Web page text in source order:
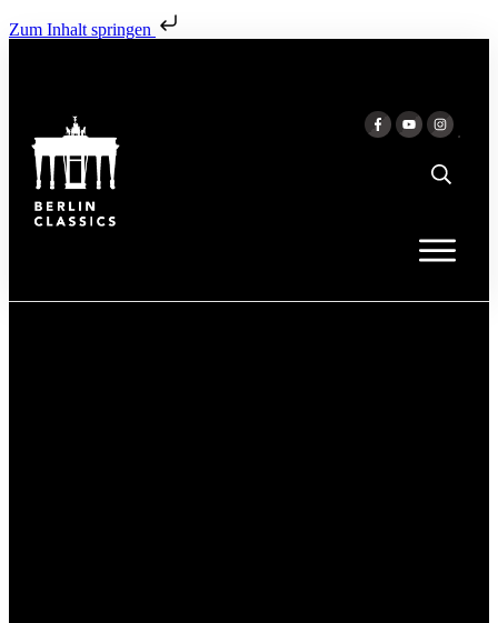
Zum Inhalt springen